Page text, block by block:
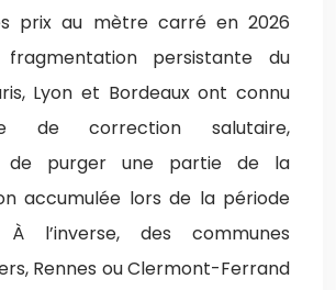
prix au mètre carré en 2026
persistante du
Lyon et Bordeaux ont connu
de correction salutaire,
de purger une partie de la
accumulée lors de la période
À l’inverse, des communes
Rennes ou Clermont-Ferrand